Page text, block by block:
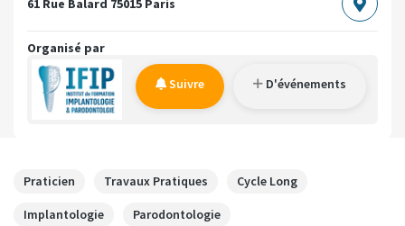
61 Rue Balard 75015 Paris
Organisé par
Suivre D'événements
Praticien Travaux Pratiques Cycle Long
Implantologie Parodontologie